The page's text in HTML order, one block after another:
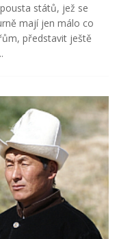
států, jež se
mají jen málo co
představit ještě